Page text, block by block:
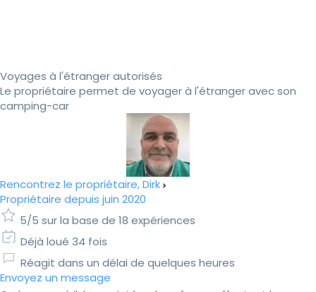
Voyages à l'étranger autorisés
Le propriétaire permet de voyager à l'étranger avec son
camping-car
Rencontrez le propriétaire, Dirk
Propriétaire depuis juin 2020
5/5 sur la base de 18 expériences
Déjà loué 34 fois
Réagit dans un délai de quelques heures
Envoyez un message